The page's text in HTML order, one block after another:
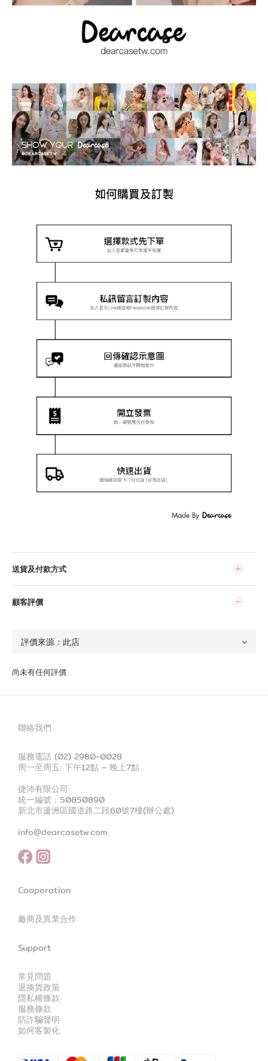
送貨及付款方式
顧客評價
尚未有任何評價
聯絡我們
服務電話 (02) 2980-0028
周一至周五: 下午12點 – 晚上7點
捷沛有限公司
統一編號：50850890
新北市蘆洲區國道路二段60號7樓(辦公處)
info@dearcasetw.com
Cooperation
廠商及異業合作
Support
常見問題
退換貨政策
隱私權條款
服務條款
防詐騙聲明
如何客製化